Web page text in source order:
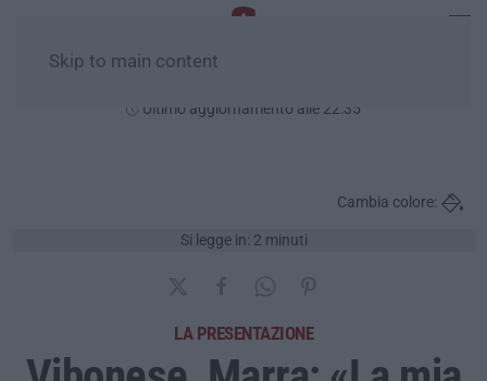
Skip to main content
Ultimo aggiornamento alle 22:35
Si legge in: 2 minuti
Cambia colore:
LA PRESENTAZIONE